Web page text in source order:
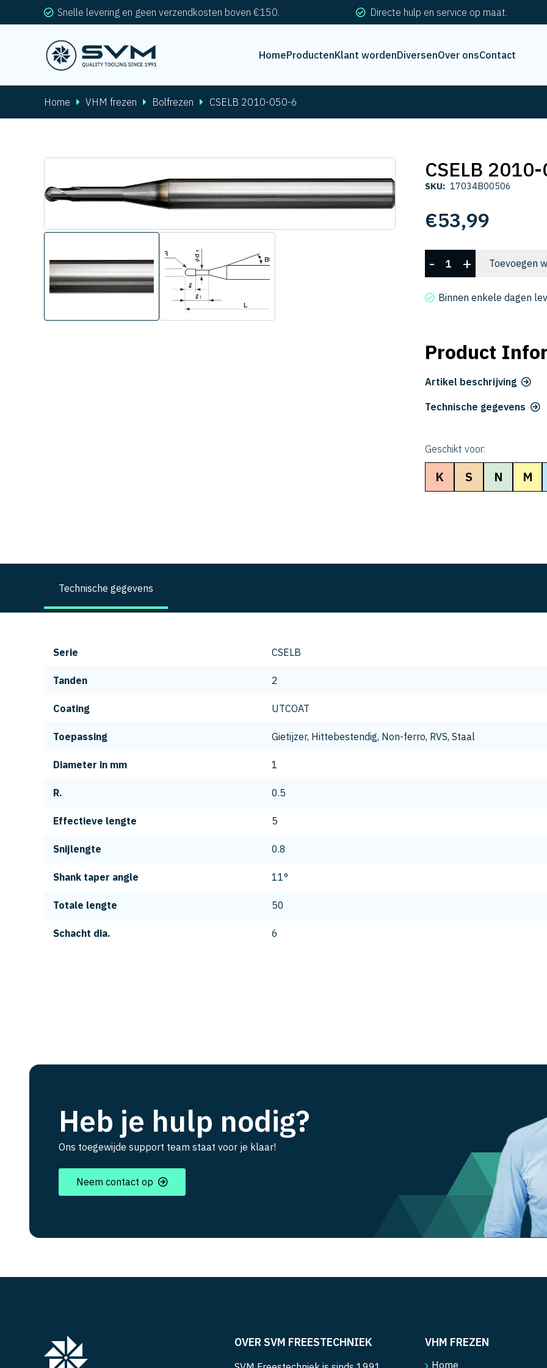
Snelle levering en geen verzendkosten boven €150. Directe hulp en service op maat.
HomeProductenKlant wordenDiversenOver onsContact
Home VHM frezen Bolfrezen CSELB 2010-050-6
CSELB
SKU: 17034B00506
€53,99
CSELB
2010-
050-
- + Toevoegen
Binnen enkele dagen
Product
Artikel beschrijving
Technische gegevens
Geschikt voor:
K S N M
Technische gegevens
Serie CSELB
Tanden 2
Coating UTCOAT
Toepassing Gietijzer, Hittebestendig, Non-ferro, RVS, Staal
Diameter in mm 1
R. 0.5
Effectieve lengte 5
Snijlengte 0.8
Shank taper angle 11°
Totale lengte 50
Schacht dia. 6
Heb je hulp nodig?
Ons toegewijde support team staat voor je klaar!
Neem contact op
OVER SVM FREESTECHNIEK VHM FREZEN
Home